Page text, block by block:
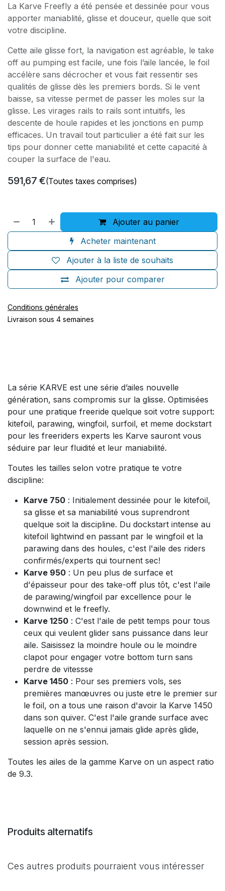
La Karve Freefly a été pensée et dessinée pour vous
apporter maniablité, glisse et douceur, quelle que soit
votre discipline.
Cette aile glisse fort, la navigation est agréable, le take
off au pumping est facile, une fois l’aile lancée, le foil
accélère sans décrocher et vous fait ressentir ses
qualités de glisse dès les premiers bords. Si le vent
baisse, sa vitesse permet de passer les moles sur la
glisse. Les virages rails to rails sont intuitifs, les
descente de houle rapides et les jonctions en pump
efficaces. Un travail tout particulier a été fait sur les
tips pour donner cette maniabilité et cette capacité à
couper la surface de l'eau.
591,67 €(Toutes taxes comprises)
Ajouter au panier
Acheter maintenant
Ajouter pour comparer
Ajouter à la liste de souhaits
Conditions générales
Livraison sous 4 semaines
La série KARVE est une série d’ailes nouvelle
génération, sans compromis sur la glisse. Optimisées
pour une pratique freeride quelque soit votre support:
kitefoil, parawing, wingfoil, surfoil, et meme dockstart
pour les freeriders experts les Karve sauront vous
séduire par leur fluidité et leur maniabilité.
Toutes les tailles selon votre pratique te votre
discipline:
Karve 750 : Initialement dessinée pour le kitefoil,
sa glisse et sa maniabilité vous suprendront
quelque soit la discipline. Du dockstart intense au
kitefoil lightwind en passant par le wingfoil et la
parawing dans des houles, c'est l'aile des riders
confirmés/experts qui tournent sec!
Karve 950 : Un peu plus de surface et
d'épaisseur pour des take-off plus tôt, c'est l'aile
de parawing/wingfoil par excellence pour le
downwind et le freefly.
Karve 1250 : C'est l'aile de petit temps pour tous
ceux qui veulent glider sans puissance dans leur
aile. Saisissez la moindre houle ou le moindre
clapot pour engager votre bottom turn sans
perdre de vitessse
Karve 1450 : Pour ses premiers vols, ses
premières manœuvres ou juste etre le premier sur
le foil, on a tous une raison d'avoir la Karve 1450
dans son quiver. C'est l'aile grande surface avec
laquelle on ne s'ennui jamais glide après glide,
session après session.
Toutes les ailes de la gamme Karve on un aspect ratio
de 9.3.
Produits alternatifs
Ces autres produits pourraient vous intéresser